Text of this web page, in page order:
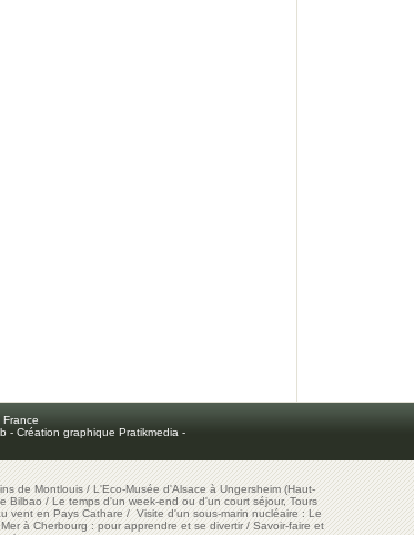
- Création graphique Pratikmedia -
de Montlouis/L'Eco-Musée d'Alsace à Ungersheim (Haut-
Bilbao/Le temps d'un week-end ou d'un court séjour, Tours
vent en Pays Cathare/Visite d'un sous-marin nucléaire : Le
à Cherbourg : pour apprendre et se divertir/Savoir-faire et